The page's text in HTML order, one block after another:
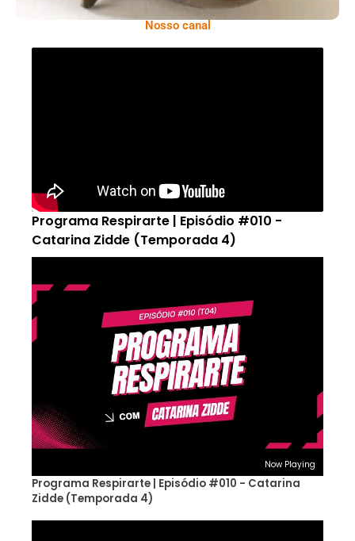
Nosso canal
Programa Respirarte | Episódio #010 -
Catarina Zidde (Temporada 4)
Now Playing
Programa Respirarte | Episódio #010 - Catarina
Zidde (Temporada 4)